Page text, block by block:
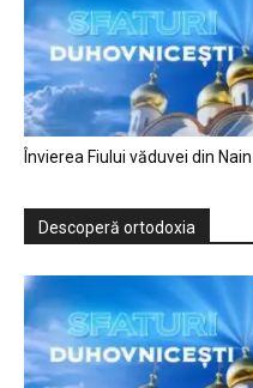
Învierea Fiului văduvei din Nain
Descoperă ortodoxia